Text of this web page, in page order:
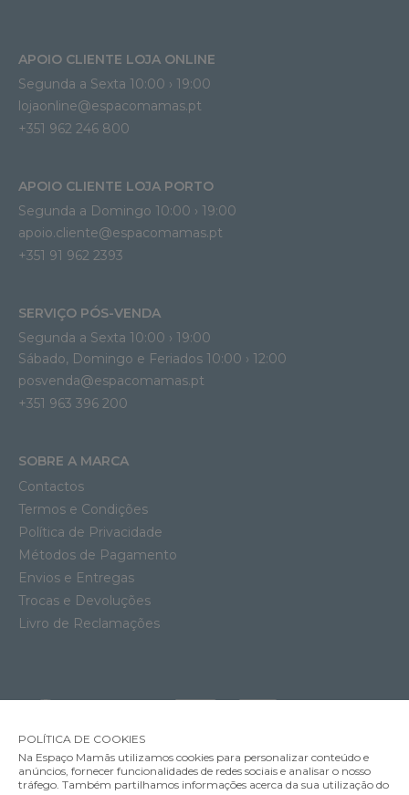
APOIO CLIENTE LOJA ONLINE
Segunda a Sexta 10:00 › 19:00
lojaonline@espacomamas.pt
+351 962 246 800
APOIO CLIENTE LOJA PORTO
Segunda a Domingo 10:00 › 19:00
apoio.cliente@espacomamas.pt
+351 91 962 2393
SERVIÇO PÓS-VENDA
Segunda a Sexta 10:00 › 19:00
Sábado, Domingo e Feriados 10:00 › 12:00
posvenda@espacomamas.pt
+351 963 396 200
SOBRE A MARCA
Contactos
Termos e Condições
Política de Privacidade
Métodos de Pagamento
Envios e Entregas
Trocas e Devoluções
Livro de Reclamações
POLÍTICA DE COOKIES
Na Espaço Mamãs utilizamos cookies para personalizar conteúdo e
anúncios, fornecer funcionalidades de redes sociais e analisar o nosso
tráfego. Também partilhamos informações acerca da sua utilização do